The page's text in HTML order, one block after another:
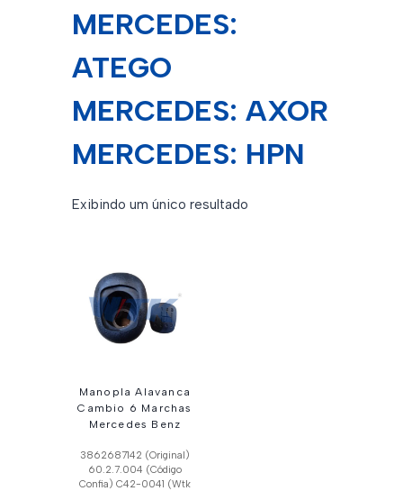
MERCEDES:
ATEGO
MERCEDES: AXOR
MERCEDES: HPN
Exibindo um único resultado
Manopla Alavanca
Cambio 6 Marchas
Mercedes Benz
3862687142 (Original)
60.2.7.004 (Código
Confia) C42-0041 (Wtk